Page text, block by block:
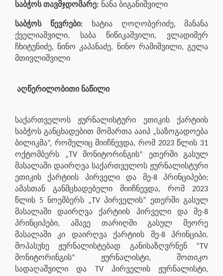
საბჭოს თავმჯდომარე: ნანა ბიგანიშვილი
საბჭოს წევრები:
ხატია ღოღობერიძე, მანანა
ქველიაშვილი, საბა წიწიკაშვილი, ვლადიმერ
ჩხიტუნიძე, ნინო კაპანაძე, ნინო რამიშვილი, გელა
მთივლიშვილი
აღწერილობითი ნაწილი
საქართველოს ჟურნალისტური ეთიკის ქარტიის
საბჭოს განცხადებით მომართა ააიპ „საზოგადოება
ბილიკმა”, რომელიც მიიჩნევდა, რომ 2023 წლის 31
ოქტომბერს „TV მონიტორინგის” ეთერში გასულ
მასალაში დაირღვა საქართველოს ჟურნალისტური
ეთიკის ქარტიის პირველი და მე-8 პრინციპები;
ამასთან განმცხადებელი მიიჩნევდა, რომ 2023
წლის 5 ნოემბერს „TV პირველის” ეთერში გასულ
მასალაში დაირღვა ქარტიის პირველი და მე-8
პრინციპები, ამავე თარიღში გასულ მეორე
მასალაში კი დაირღვა ქარტიის მე-8 პრინციპი.
მოპასუხე ჟურნალისტებად განისაზღვრნენ “TV
მონიტორინგის” ჟურნალისტი, შოთიკო
სადაღაშვილი და TV პირველის ჟურნალისტი,